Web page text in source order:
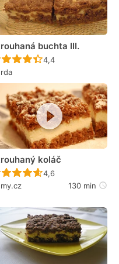
buchta III.
Recept ještě nebyl
4,4
koláč
Recept ještě nebyl
4,6
130 min